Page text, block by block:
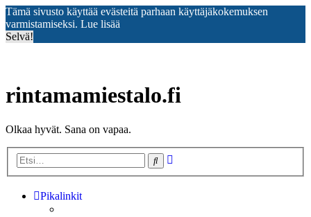
Tämä sivusto käyttää evästeitä parhaan käyttäjäkokemuksen
varmistamiseksi. Lue lisää
Selvä!
rintamamiestalo.fi
Olkaa hyvät. Sana on vapaa.
Etsi
Pikalinkit